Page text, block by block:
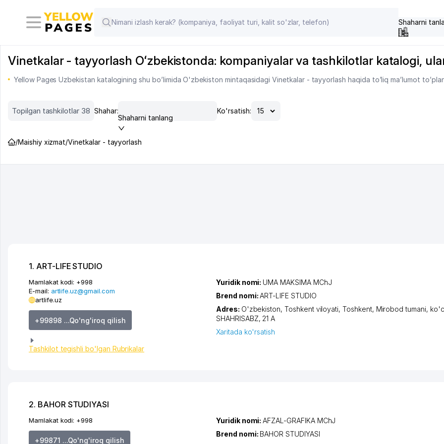
Shaharni
Vinetkalar - tayyorlash Oʻzbekistonda: kompaniyalar va tashkilotlar katalogi,
Yellow Pages Uzbekistan katalogining shu bo’limida O'zbekiston mintaqasidagi Vinetkalar - tayyorlash haqida to’liq ma’lumot
Topilgan tashkilotlar 38 Shahar:
Shaharni tanlang
Ko'rsatish:
/Maishiy xizmat/Vinetkalar - tayyorlash
1. ART-LIFE STUDIO
Mamlakat kodi: +998
E-mail: artlife.uz@gmail.com
artlife.uz
+99898 ...Qo'ng'iroq qilish
Tashkilot tegishli bo'lgan Rubrikalar
Yuridik nomi: UMA MAKSIMA MChJ
Brend nomi:ART-LIFE STUDIO
Adres: O'zbekiston,Toshkent viloyati,Toshkent, Mirobod tumani,
SHAHRISABZ, 21 А
Xaritada ko'rsatish
2. BAHOR STUDIYASI
Mamlakat kodi: +998
+99871 ...Qo'ng'iroq qilish
Yuridik nomi:AFZAL-GRAFIKA MChJ
Brend nomi: BAHOR STUDIYASI